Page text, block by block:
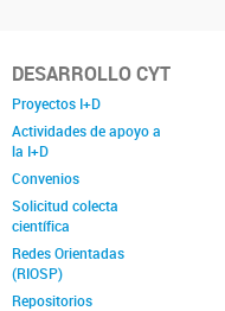
DESARROLLO CYT
Proyectos I+D
Actividades de apoyo a
la I+D
Convenios
Solicitud colecta
científica
Redes Orientadas
(RIOSP)
Repositorios